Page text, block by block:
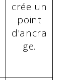
crée un
point
d'ancra
ge.